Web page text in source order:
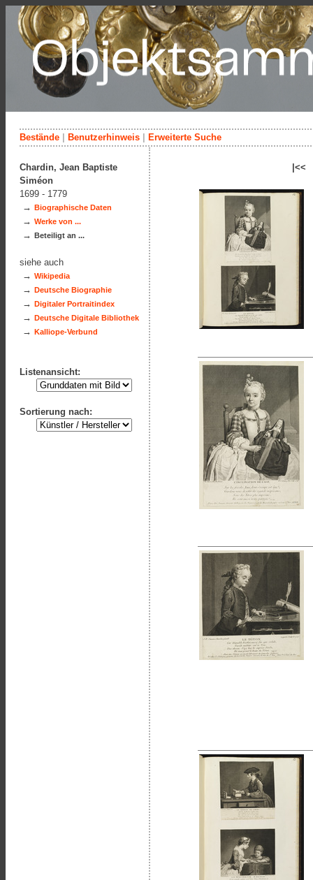
Bestände Benutzerhinweis Erweiterte Suche
Chardin, Jean Baptiste
Siméon
1699 - 1779
→ Biographische Daten
→ Werke von ...
→ Beteiligt an ...
siehe auch
→ Wikipedia
→ Deutsche Biographie
→ Digitaler Portraitindex
→ Deutsche Digitale Bibliothek
→ Kalliope-Verbund
Listenansicht:
Sortierung nach: